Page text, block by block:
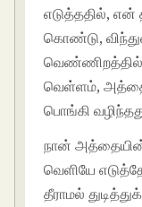
எடுத்ததில், என்
கொண்டு,
வெண்ணிறத்தில்
வெள்ளம்,
பொங்கி
நான்
வெளியே
தீராமல்